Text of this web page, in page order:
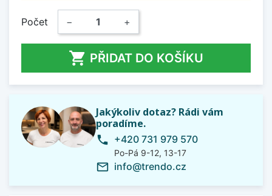
Počet − +
 PŘIDAT DO KOŠÍKU
Jakýkoliv dotaz? Rádi vám
poradíme.
phone +420 731 979 570
Po-Pá 9-12, 13-17
mail_outline info@trendo.cz